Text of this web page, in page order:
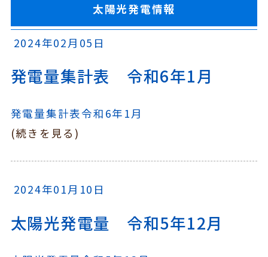
太陽光発電情報
2024年02月05日
発電量集計表 令和6年1月
発電量集計表令和6年1月
(続きを見る)
2024年01月10日
太陽光発電量 令和5年12月